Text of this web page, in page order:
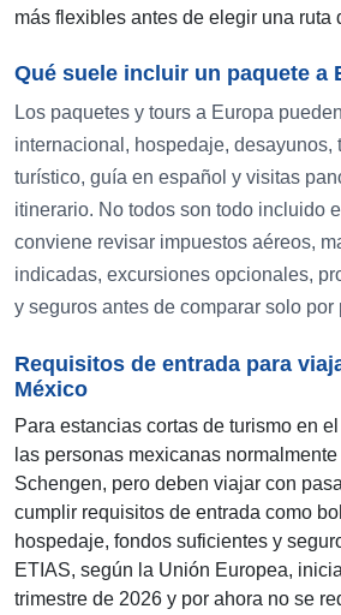
más flexibles antes de elegir una ruta
Qué suele incluir un paquete a
Los paquetes y tours a Europa
internacional, hospedaje, desayunos,
turístico, guía en español y visitas
itinerario. No todos son todo incluido
conviene revisar impuestos aéreos,
indicadas, excursiones opcionales,
y seguros antes de comparar solo por
Requisitos de entrada para
México
Para estancias cortas de turismo en
las personas mexicanas
Schengen, pero deben viajar con
cumplir requisitos de entrada como
hospedaje, fondos suficientes y
ETIAS, según la Unión Europea,
trimestre de 2026 y por ahora no se